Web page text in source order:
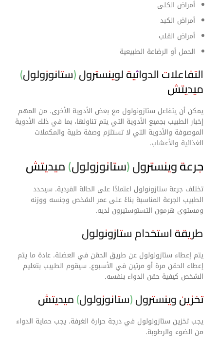
أمراض الكلى
أمراض الكبد
أمراض القلب
الحمل أو الرضاعة الطبيعية
التفاعلات الدوائية لوينسترول (ستانوزولول)
ميديتش
يمكن أن يتفاعل ستازونولول مع بعض الأدوية الأخرى. من المهم
إخبار الطبيب بجميع الأدوية التي يتم تناولها، بما في ذلك الأدوية
الموصوفة والأدوية التي لا تستلزم وصفة طبية والمكملات
الغذائية والأعشاب.
جرعة وينسترول (ستانوزولول) ميديتش
تختلف جرعة ستازونولول اعتمادًا على الحالة الفردية. سيحدد
الطبيب الجرعة المناسبة بناءً على عمر الشخص وجنسه ووزنه
ومستوى هرمون التستوستيرون لديه.
طريقة استخدام ستازونولول
يتم إعطاء ستازونولول عن طريق الحقن في العضلة. عادة ما يتم
إعطاء الحقن مرة أو مرتين في الأسبوع. سيقوم الطبيب بتعليم
الشخص كيفية حقن الدواء بنفسه.
تخزين وينسترول (ستانوزولول) ميديتش
يجب تخزين ستازونولول في درجة حرارة الغرفة. يجب حماية الدواء
من الضوء والرطوبة.